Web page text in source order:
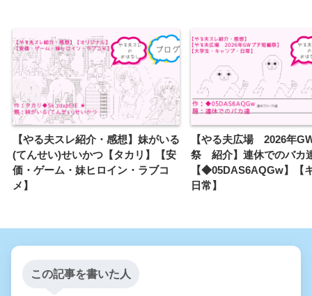
【やる夫スレ紹介・感想】妹がいる
(てんせい)せいかつ【タカリ】【安
価・ゲーム・妹ヒロイン・ラブコ
メ】
【やる夫広場 2026年
祭 紹介】連休でのバカ
【◆05DAS6AQGw】【
日常】
この記事を書いた人